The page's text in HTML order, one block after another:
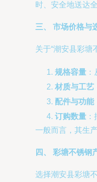
时、安全地送达
三、 市场价格与
关于“潮安县彩塘
规格容量
材质与工艺
配件与功能
订购数量
一般而言，其生
四、 彩塘不锈钢
选择潮安县彩塘